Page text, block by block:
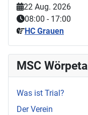
22 Aug. 2026
08:00 - 17:00
HC Grauen
MSC Wörpetal
Was ist Trial?
Der Verein